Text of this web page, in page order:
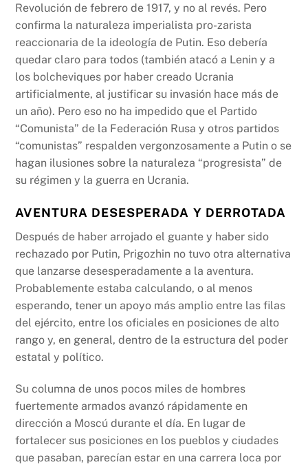
Revolución de febrero de 1917, y no al revés. Pero
confirma la naturaleza imperialista pro-zarista
reaccionaria de la ideología de Putin. Eso debería
quedar claro para todos (también atacó a Lenin y a
los bolcheviques por haber creado Ucrania
artificialmente, al justificar su invasión hace más de
un año). Pero eso no ha impedido que el Partido
“Comunista” de la Federación Rusa y otros partidos
“comunistas” respalden vergonzosamente a Putin o se
hagan ilusiones sobre la naturaleza “progresista” de
su régimen y la guerra en Ucrania.
AVENTURA DESESPERADA Y DERROTADA
Después de haber arrojado el guante y haber sido
rechazado por Putin, Prigozhin no tuvo otra alternativa
que lanzarse desesperadamente a la aventura.
Probablemente estaba calculando, o al menos
esperando, tener un apoyo más amplio entre las filas
del ejército, entre los oficiales en posiciones de alto
rango y, en general, dentro de la estructura del poder
estatal y político.
Su columna de unos pocos miles de hombres
fuertemente armados avanzó rápidamente en
dirección a Moscú durante el día. En lugar de
fortalecer sus posiciones en los pueblos y ciudades
que pasaban, parecían estar en una carrera loca por